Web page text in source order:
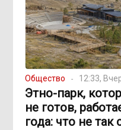
Общество 12:33,
Этно-парк,
не готов,
года: что не так